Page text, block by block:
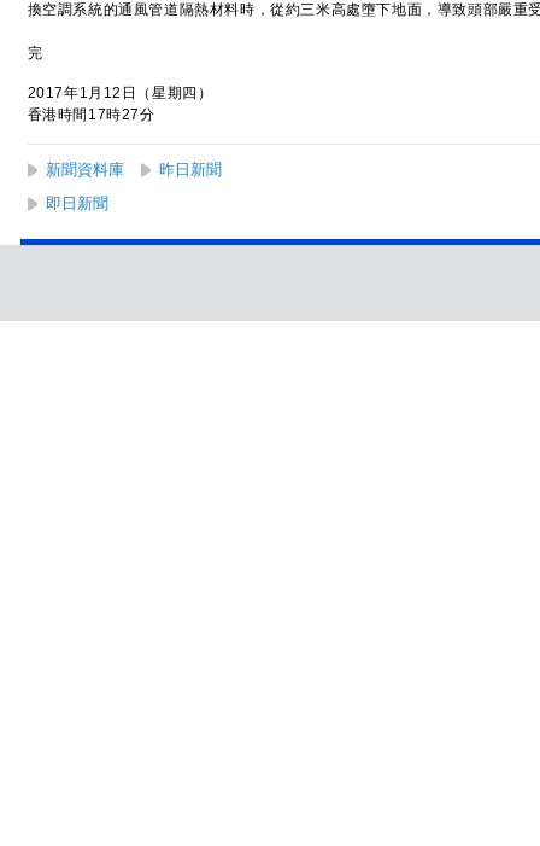
換空調系統的通風管道隔熱材料時，從約三米高處墮下地面，導致頭部嚴重
完
2017年1月12日（星期四）
香港時間17時27分
新聞資料庫
昨日新聞
即日新聞